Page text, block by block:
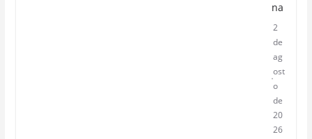
na
2
de
ag
ost
o
de
20
26